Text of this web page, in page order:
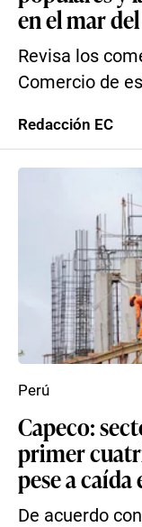
en el mar
Revisa los
Comercio de
Redacción EC
Capeco:
primer
pese a
De acuerdo
Perú